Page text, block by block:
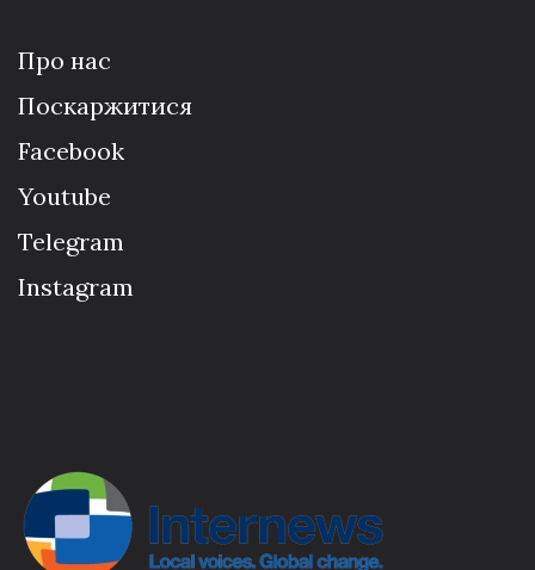
Про нас
Поскаржитися
Facebook
Youtube
Telegram
Instagram